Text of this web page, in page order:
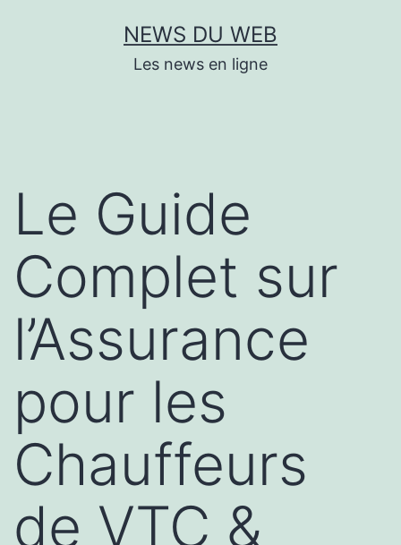
NEWS DU WEB
Les news en ligne
Le Guide
Complet sur
l’Assurance
pour les
Chauffeurs
de VTC &